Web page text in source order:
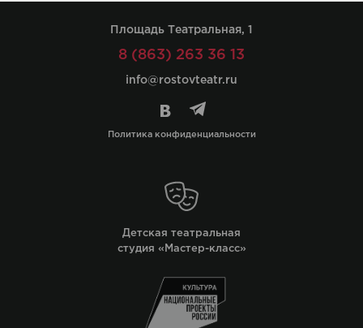
Площадь Театральная, 1
8 (863) 263 36 13
info@rostovteatr.ru
Политика конфиденциальности
Детская театральная
студия «Мастер-класс»